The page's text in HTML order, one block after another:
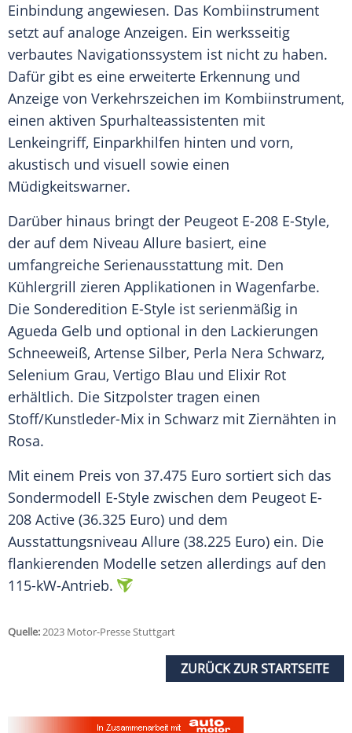
Einbindung angewiesen. Das Kombiinstrument
setzt auf analoge Anzeigen. Ein werksseitig
verbautes Navigationssystem ist nicht zu haben.
Dafür gibt es eine erweiterte Erkennung und
Anzeige von Verkehrszeichen im Kombiinstrument,
einen aktiven Spurhalteassistenten mit
Lenkeingriff, Einparkhilfen hinten und vorn,
akustisch und visuell sowie einen
Müdigkeitswarner.
Darüber hinaus bringt der Peugeot E-208 E-Style,
der auf dem Niveau Allure basiert, eine
umfangreiche Serienausstattung mit. Den
Kühlergrill zieren Applikationen in Wagenfarbe.
Die Sonderedition E-Style ist serienmäßig in
Agueda Gelb und optional in den Lackierungen
Schneeweiß, Artense Silber, Perla Nera Schwarz,
Selenium Grau, Vertigo Blau und Elixir Rot
erhältlich. Die Sitzpolster tragen einen
Stoff/Kunstleder-Mix in Schwarz mit Ziernähten in
Rosa.
Mit einem Preis von 37.475 Euro sortiert sich das
Sondermodell E-Style zwischen dem Peugeot E-
208 Active (36.325 Euro) und dem
Ausstattungsniveau Allure (38.225 Euro) ein. Die
flankierenden Modelle setzen allerdings auf den
115-kW-Antrieb.
Quelle:2023 Motor-Presse Stuttgart
ZURÜCK ZUR STARTSEITE